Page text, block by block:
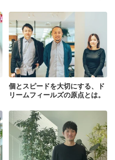
個とスピードを大切にする、ド
リームフィールズの原点とは。